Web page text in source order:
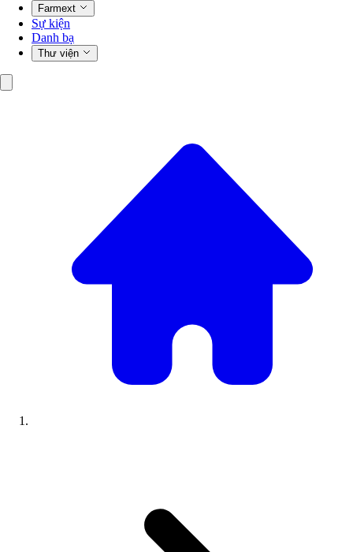
Farmext
Sự kiện
Danh bạ
Thư viện